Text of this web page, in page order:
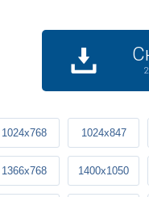
1024x768 1024x847
1366x768 1400x1050